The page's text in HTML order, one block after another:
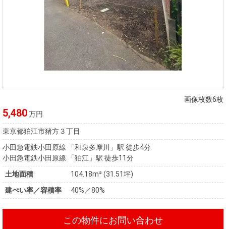
画像枚数6枚
5,480万円
東京都狛江市猪方３丁目
小田急電鉄小田原線 「和泉多摩川」駅 徒歩4分
小田急電鉄小田原線 「狛江」駅 徒歩11分
土地面積
104.18m² (31.51坪)
建ぺい率／容積率
40%／80%
この物件にお問い合わせ